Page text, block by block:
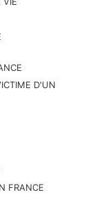
D'UN
FRANCE